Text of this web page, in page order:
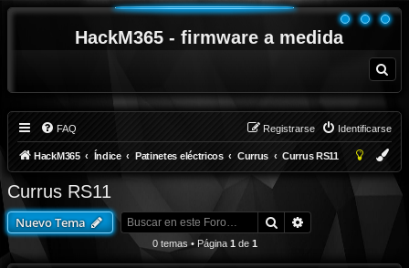
HackM365 - firmware a medida
u
FAQ Identificarse
Registrarse
HackM365 Índice Patinetes eléctricos Currus Currus RS11
Currus RS11
Nuevo Tema Buscar
0 temas • Página 1 de 1